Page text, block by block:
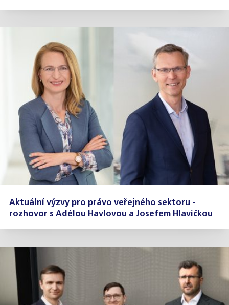
Aktuální výzvy pro právo veřejného sektoru -
rozhovor s Adélou Havlovou a Josefem Hlavičkou